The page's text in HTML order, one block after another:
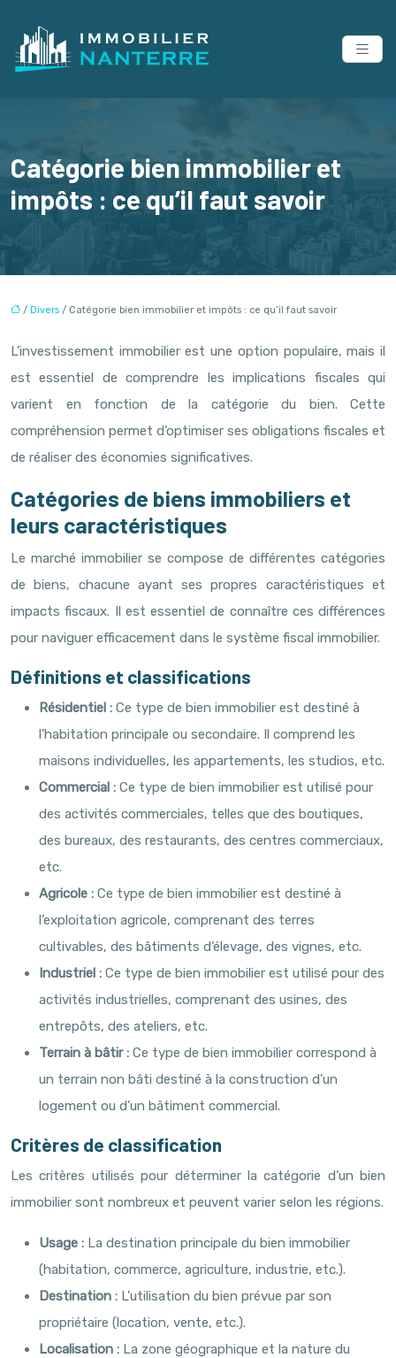
Catégorie bien immobilier et
impôts : ce qu’il faut savoir
/ Divers / Catégorie bien immobilier et impôts : ce qu’il faut savoir
L’investissement immobilier est une option populaire, mais il
est essentiel de comprendre les implications fiscales qui
varient en fonction de la catégorie du bien. Cette
compréhension permet d’optimiser ses obligations fiscales et
de réaliser des économies significatives.
Catégories de biens immobiliers et
leurs caractéristiques
Le marché immobilier se compose de différentes catégories
de biens, chacune ayant ses propres caractéristiques et
impacts fiscaux. Il est essentiel de connaître ces différences
pour naviguer efficacement dans le système fiscal immobilier.
Définitions et classifications
Résidentiel : Ce type de bien immobilier est destiné à
l’habitation principale ou secondaire. Il comprend les
maisons individuelles, les appartements, les studios, etc.
Commercial : Ce type de bien immobilier est utilisé pour
des activités commerciales, telles que des boutiques,
des bureaux, des restaurants, des centres commerciaux,
etc.
Agricole : Ce type de bien immobilier est destiné à
l’exploitation agricole, comprenant des terres
cultivables, des bâtiments d’élevage, des vignes, etc.
Industriel : Ce type de bien immobilier est utilisé pour des
activités industrielles, comprenant des usines, des
entrepôts, des ateliers, etc.
Terrain à bâtir : Ce type de bien immobilier correspond à
un terrain non bâti destiné à la construction d’un
logement ou d’un bâtiment commercial.
Critères de classification
Les critères utilisés pour déterminer la catégorie d’un bien
immobilier sont nombreux et peuvent varier selon les régions.
Usage : La destination principale du bien immobilier
(habitation, commerce, agriculture, industrie, etc.).
Destination : L’utilisation du bien prévue par son
propriétaire (location, vente, etc.).
Localisation : La zone géographique et la nature du